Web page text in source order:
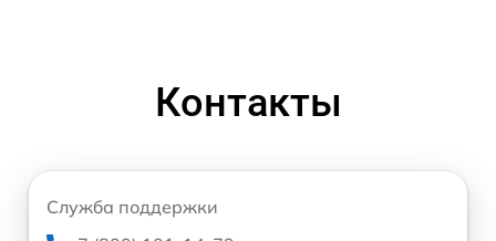
Контакты
Служба поддержки